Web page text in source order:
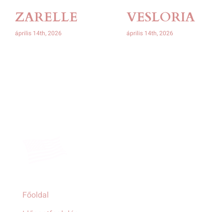
ZARELLE
április 14th, 2026
VESLORIA
április 14th, 2026
Főoldal